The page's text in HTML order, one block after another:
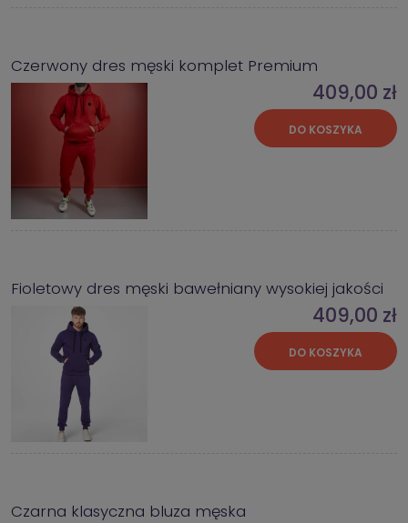
Czerwony dres męski komplet Premium
409,00 zł
DO KOSZYKA
Fioletowy dres męski bawełniany wysokiej jakości
409,00 zł
DO KOSZYKA
Czarna klasyczna bluza męska